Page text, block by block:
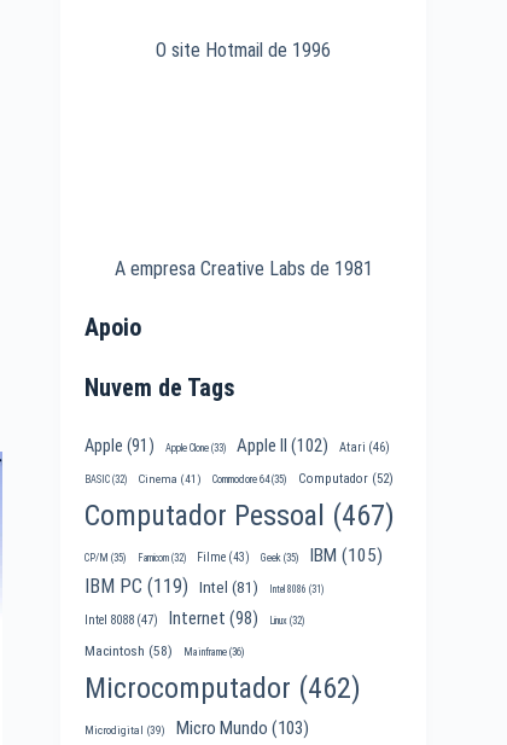
O site Hotmail de 1996
A empresa Creative Labs de 1981
Apoio
Nuvem de Tags
Apple (91) Apple Clone (33) Apple II (102) Atari (46)
BASIC (32) Cinema (41) Commodore 64(35) Computador (52)
Computador Pessoal (467)
CP/M (35) Famicom (32) Filme (43) Geek (35) IBM (105)
IBM PC (119) Intel (81) Intel 8086 (31)
Intel 8088 (47) Internet (98) Linux (32)
Macintosh (58) Mainframe (36)
Microcomputador (462)
Microdigital (39) Micro Mundo (103)